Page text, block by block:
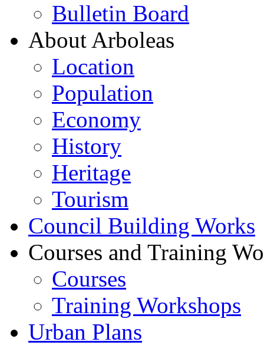
Bulletin Board
About Arboleas
Location
Population
Economy
History
Heritage
Tourism
Council Building Works
Courses and Training
Courses
Training Workshops
Urban Plans